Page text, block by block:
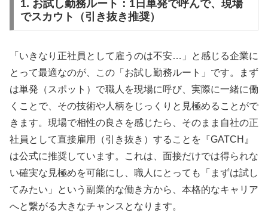
1. お試し勤務ルート：1日単発で呼んで、現場
でスカウト（引き抜き推奨）
「いきなり正社員として雇うのは不安…」と感じる企業に
とって最適なのが、この「お試し勤務ルート」です。まず
は単発（スポット）で職人を現場に呼び、実際に一緒に働
くことで、その技術や人柄をじっくりと見極めることがで
きます。現場で相性の良さを感じたら、そのまま自社の正
社員として直接雇用（引き抜き）することを『GATCH』
は公式に推奨しています。これは、面接だけでは得られな
い確実な見極めを可能にし、職人にとっても「まずは試し
てみたい」という副業的な働き方から、本格的なキャリア
へと繋がる大きなチャンスとなります。